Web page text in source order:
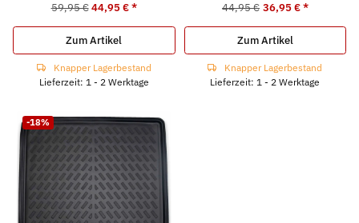
59,95 € 44,95 €*
Zum Artikel
Knapper Lagerbestand
Lieferzeit: 1 - 2 Werktage
44,95 € 36,95 €*
Zum Artikel
Knapper Lagerbestand
Lieferzeit: 1 - 2 Werktage
-18%